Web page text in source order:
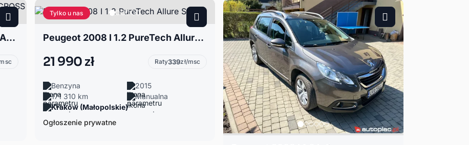
Peugeot 2008 I 1.6 PEUGOT URBAN CROSS LIMITED
Tylko u nas
Peugeot 2008 I 1.2 PureTech Allure S&S
21 990 zł Raty339zł/msc
Benzyna
2015
171 310 km
Manualna
Kraków (Małopolskie)
Ogłoszenie prywatne